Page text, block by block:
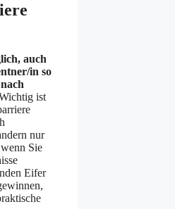
auch
in so
ist
nur
Sie
Eifer